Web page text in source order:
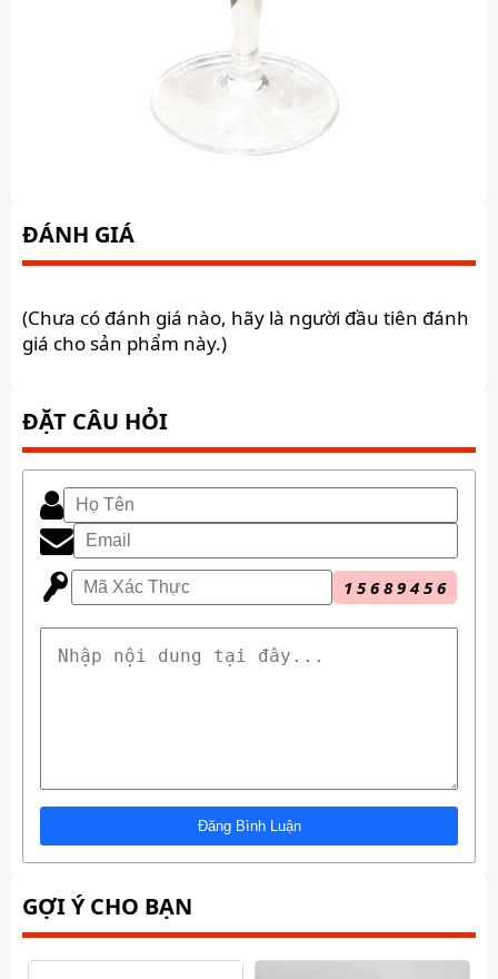
ĐÁNH GIÁ
(Chưa có đánh giá nào, hãy là người đầu tiên đánh
giá cho sản phẩm này.)
ĐẶT CÂU HỎI
1 5 6 8 9 4 5 6
GỢI Ý CHO BẠN